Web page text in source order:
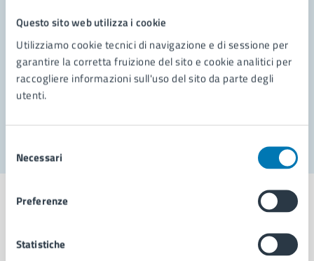
Questo sito web utilizza i cookie
Utilizziamo cookie tecnici di navigazione e di sessione per
garantire la corretta fruizione del sito e cookie analitici per
raccogliere informazioni sull'uso del sito da parte degli
utenti.
delNecessari
Preferenze
Statistiche
Richiedi assistenza
Prenota appuntamento
Problemi in città
Comune di Napoli